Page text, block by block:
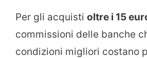
Per gli acquisti oltre i 15
commissioni delle banche
condizioni migliori costano